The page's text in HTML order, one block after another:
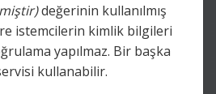
değerinin kullanılmış
istemcilerin kimlik bilgileri
yapılmaz. Bir başka
kullanabilir.